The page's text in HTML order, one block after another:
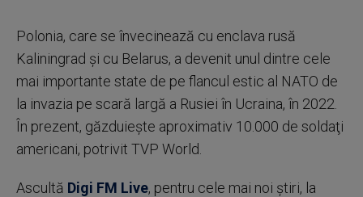
Polonia, care se învecinează cu enclava rusă
Kaliningrad şi cu Belarus, a devenit unul dintre cele
mai importante state de pe flancul estic al NATO de
la invazia pe scară largă a Rusiei în Ucraina, în 2022.
În prezent, găzduieşte aproximativ 10.000 de soldaţi
americani, potrivit TVP World.
Ascultă Digi FM Live, pentru cele mai noi știri, la